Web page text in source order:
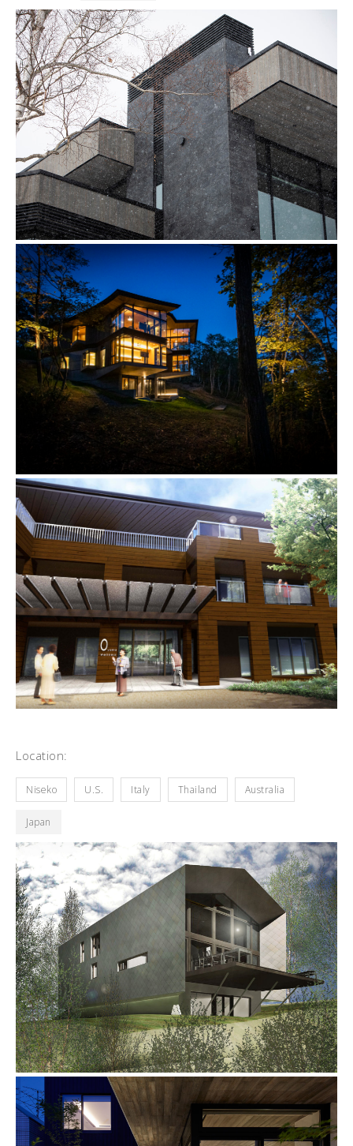
Location:
Niseko U.S. Italy Thailand Australia
Japan